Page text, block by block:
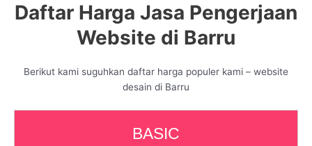
Daftar Harga Jasa Pengerjaan
Website di Barru
Berikut kami suguhkan daftar harga populer kami – website
desain di Barru
BASIC